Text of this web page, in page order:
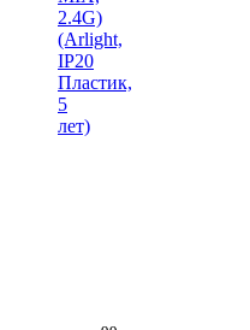
2.4G)
(Arlight,
IP20
Пластик,
5
лет)